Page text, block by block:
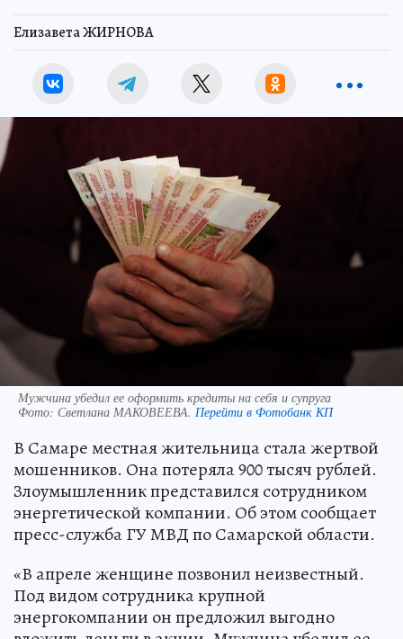
Елизавета ЖИРНОВА
Мужчина убедил ее оформить кредиты на себя и супруга
Фото: Светлана МАКОВЕЕВА. Перейти в Фотобанк КП
В Самаре местная жительница стала жертвой
мошенников. Она потеряла 900 тысяч рублей.
Злоумышленник представился сотрудником
энергетической компании. Об этом сообщает
пресс-служба ГУ МВД по Самарской области.
«В апреле женщине позвонил неизвестный.
Под видом сотрудника крупной
энергокомпании он предложил выгодно